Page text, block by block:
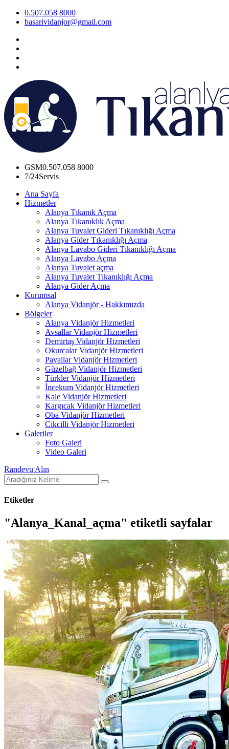
0.507.058 8000
basarividanjor@gmail.com
GSM0.507.058 8000
7/24Servis
Ana Sayfa
Hizmetler
Alanya Tıkanık Açma
Alanya Tıkanıklık Açma
Alanya Tuvalet Gideri Tıkanıklığı Açma
Alanya Gider Tıkanıklığı Açma
Alanya Lavabo Gideri Tıkanıklığı Açma
Alanya Lavabo Açma
Alanya Tuvalet açma
Alanya Tuvalet Tıkanıklığı Açma
Alanya Gider Açma
Kurumsal
Alanya Vidanjör - Hakkımızda
Bölgeler
Alanya Vidanjör Hizmetleri
Avsallar Vidanjör Hizmetleri
Demirtaş Vidanjör Hizmetleri
Okurcalar Vidanjör Hizmetleri
Payallar Vidanjör Hizmetleri
Güzelbağ Vidanjör Hizmetleri
Türkler Vidanjör Hizmetleri
İncekum Vidanjör Hizmetleri
Kale Vidanjör Hizmetleri
Kargıcak Vidanjör Hizmetleri
Oba Vidanjör Hizmetleri
Cikcilli Vidanjör Hizmetleri
Galeriler
Foto Galeri
Video Galeri
Randevu Alın
Etiketler
"Alanya_Kanal_açma" etiketli sayfalar